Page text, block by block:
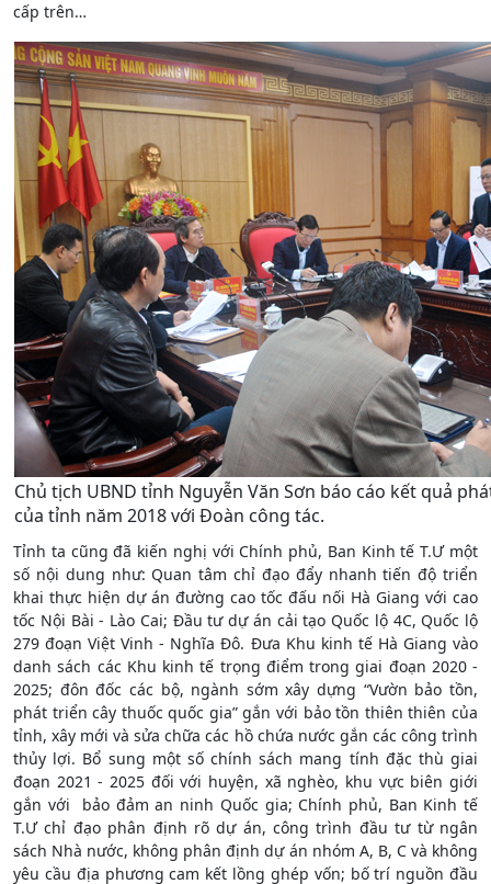
cấp trên…
Chủ tịch UBND tỉnh Nguyễn Văn Sơn báo cáo kết quả
của tỉnh năm 2018 với Đoàn công tác.
Tỉnh ta cũng đã kiến nghị với Chính phủ, Ban Kinh tế T.Ư một
số nội dung như: Quan tâm chỉ đạo đẩy nhanh tiến độ triển
khai thực hiện dự án đường cao tốc đấu nối Hà Giang với cao
tốc Nội Bài - Lào Cai; Đầu tư dự án cải tạo Quốc lộ 4C, Quốc lộ
279 đoạn Việt Vinh - Nghĩa Đô. Đưa Khu kinh tế Hà Giang vào
danh sách các Khu kinh tế trọng điểm trong giai đoạn 2020 -
2025; đôn đốc các bộ, ngành sớm xây dựng “Vườn bảo tồn,
phát triển cây thuốc quốc gia” gắn với bảo tồn thiên thiên của
tỉnh, xây mới và sửa chữa các hồ chứa nước gắn các công trình
thủy lợi. Bổ sung một số chính sách mang tính đặc thù giai
đoạn 2021 - 2025 đối với huyện, xã nghèo, khu vực biên giới
gắn với bảo đảm an ninh Quốc gia; Chính phủ, Ban Kinh tế
T.Ư chỉ đạo phân định rõ dự án, công trình đầu tư từ ngân
sách Nhà nước, không phân định dự án nhóm A, B, C và không
yêu cầu địa phương cam kết lồng ghép vốn; bố trí nguồn đầu